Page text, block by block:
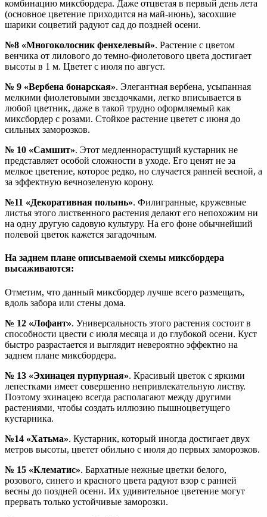
комбинацию миксбордера. Даже отцветая в первый день лета
(основное цветение приходится на май-июнь), засохшие
шарики соцветий радуют сад до поздней осени.
№8 «Многоколосник фенхелевый». Растение с цветом
венчика от лилового до темно-фиолетового цвета достигает
высоты в 1 м. Цветет с июля по август.
№ 9 «Вербена бонарская». Элегантная вербена, усыпанная
мелкими фиолетовыми звездочками, легко вписывается в
любой цветник, даже в такой трудно оформляемый как
миксбордер с розами. Стойкое растение цветет с июня до
сильных заморозков.
№ 10 «Самшит». Этот медленнорастущий кустарник не
представляет особой сложности в уходе. Его ценят не за
мелкое цветение, которое редко, но случается ранней весной, а
за эффектную вечнозеленую корону.
№11 «Декоративная полынь». Филигранные, кружевные
листья этого лиственного растения делают его непохожим ни
на одну другую садовую культуру. На его фоне обычнейший
полевой цветок кажется загадочным.
На заднем плане описываемой схемы миксбордера
высаживаются:
Отметим, что данный миксбордер лучше всего размещать,
вдоль забора или стены дома.
№ 12 «Лофант». Универсальность этого растения состоит в
способности цвести с июля месяца и до глубокой осени. Куст
быстро разрастается и выглядит невероятно эффектно на
заднем плане миксбордера.
№ 13 «Эхинацея пурпурная». Красивый цветок с яркими
лепестками имеет совершенно непривлекательную листву.
Поэтому эхинацею всегда располагают между другими
растениями, чтобы создать иллюзию пышноцветущего
кустарника.
№14 «Хатьма». Кустарник, который иногда достигает двух
метров высоты, цветет обильно с июля до первых заморозков.
№ 15 «Клематис». Бархатные нежные цветки белого,
розового, синего и красного цвета радуют взор с ранней
весны до поздней осени. Их удивительное цветение могут
прервать только устойчивые заморозки.